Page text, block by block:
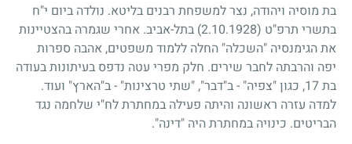
בת מוסיה ויהודה, נצר למשפחת רבנים בליטא. נולדה ביום י"ח
בתשרי תרפ"ט (2.10.1928)
בתל-אביב. אחרי שגמרה בהצטיינות
את הגימנסיה "השכלה" החלה ללמוד משפטים, אהבה ספרות
יפה והרבתה לחבר שירים. חלק מפרי עטה נדפס בעיתונות בעודה
בת17, כגון "צפיה" - ב"דבר", "שתי טרצינות" - ב"הארץ" ועוד.
למדה עזרה ראשונה והיתה פעילה במחתרת לח"י שלחמה נגד
הבריטים. כינויה במחתרת היה "דינה".